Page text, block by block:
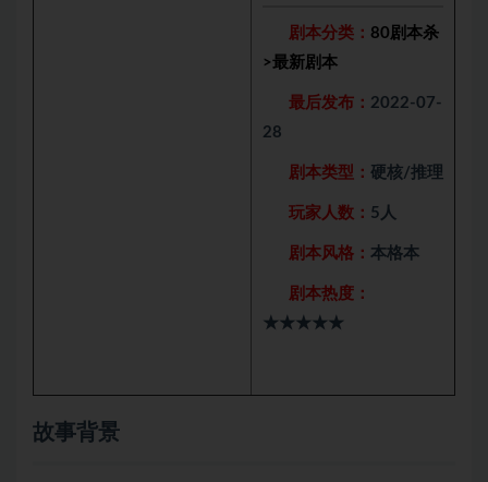
剧本分类： 80剧本杀
>最新剧本
最后发布： 2022-07-
28
剧本类型： 硬核/推理
玩家人数： 5人
剧本风格： 本格本
剧本热度：
★★★★★
故事背景